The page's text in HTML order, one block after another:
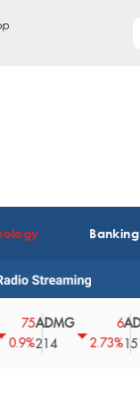
Banking
ADMG
214
2.73%
ADMR
1510